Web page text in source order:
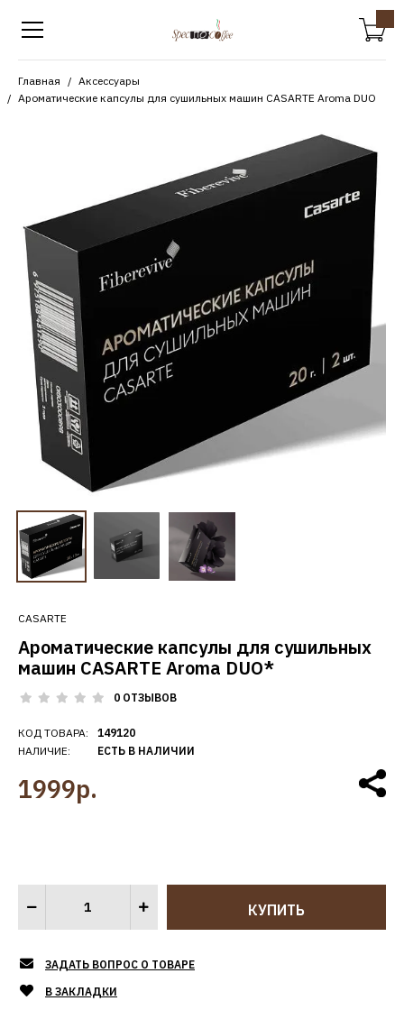
Главная
Аксессуары
Ароматические капсулы для сушильных машин CASARTE Aroma DUO
CASARTE
Ароматические капсулы для сушильных
машин CASARTE Aroma DUO*
0 ОТЗЫВОВ
КОД ТОВАРА:
НАЛИЧИЕ:
149120
ЕСТЬ В НАЛИЧИИ
1999р.
ЗАДАТЬ ВОПРОС О ТОВАРЕ
В ЗАКЛАДКИ